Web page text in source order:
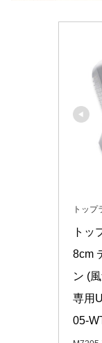
トップ
トッ
8cm
ン (
専用
05-